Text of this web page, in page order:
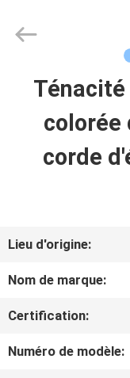
APERÇU
PRODUITS
PROPOS
DE
NOUS
VISITE
T&K
colorée
corde
Lieu d'origine:
Nom de marque:
Certification:
Numéro de modèle: